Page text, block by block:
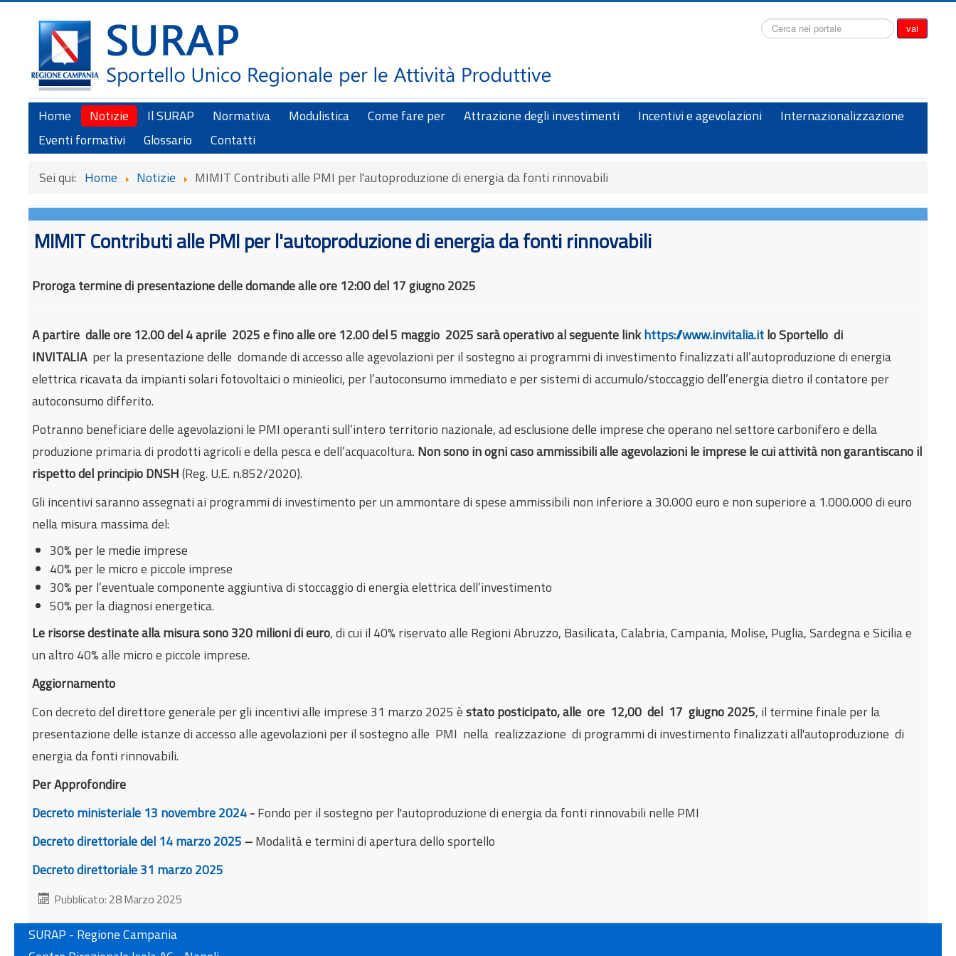
Cerca... vai
Home Notizie Il SURAP Normativa Modulistica Come fare per Attrazione degli investimenti Incentivi e agevolazioni
Internazionalizzazione
Eventi formativi
Glossario
Contatti
Sei qui: Home Notizie MIMIT Contributi alle PMI per l'autoproduzione di energia da fonti rinnovabili
MIMIT Contributi alle PMI per l'autoproduzione di energia da fonti rinnovabili
Proroga termine di presentazione delle domande alle ore 12:00 del 17 giugno 2025
A partire dalle ore 12.00 del 4 aprile 2025 e fino alle ore 12.00 del 5 maggio 2025 sarà operativoal seguente linkhttps://www.invitalia.itlo Sportello di
INVITALIA per la presentazione delle domande di accesso alle agevolazioni per il sostegno ai programmi di investimento finalizzati all’autoproduzione di energia
elettrica ricavata da impianti solari fotovoltaici o minieolici, per l’autoconsumo immediato e per sistemi di accumulo/stoccaggio dell’energia dietro il contatore per
autoconsumo differito.
Potranno beneficiare delle agevolazioni le PMI operanti sull’intero territorio nazionale, ad esclusione delle imprese che operano nel settore carbonifero e della
produzione primaria di prodotti agricoli e della pesca e dell’acquacoltura. Non sono in ogni caso ammissibili alle agevolazioni le imprese le cui attività non garantiscano il
rispetto del principio DNSH(Reg. U.E. n.852/2020).
Gli incentivi saranno assegnati ai programmi di investimento per un ammontare di spese ammissibili non inferiore a 30.000 euro e non superiore a 1.000.000 di euro
nella misura massima del:
30% per le medie imprese
40% per le micro e piccole imprese
30% per l’eventuale componente aggiuntiva di stoccaggio di energia elettrica dell’investimento
50% per la diagnosi energetica.
Le risorse destinate alla misura sono 320 milioni di euro, di cui il 40% riservato alle Regioni Abruzzo, Basilicata, Calabria, Campania, Molise, Puglia, Sardegna e Sicilia e
un altro 40% alle micro e piccole imprese.
Aggiornamento
Con decreto del direttore generale per gli incentivi alle imprese 31 marzo 2025 èstato posticipato, alle ore 12,00 del 17 giugno 2025, il termine finale per la
presentazione delle istanze di accesso alle agevolazioni per il sostegno alle PMI nella realizzazione di programmi di investimento finalizzati all'autoproduzione di
energia da fonti rinnovabili.
Per Approfondire
Decreto ministeriale 13 novembre 2024-Fondo per il sostegno per l'autoproduzione di energia da fonti rinnovabili nelle PMI
Decreto direttoriale del 14 marzo 2025 –Modalità e termini di apertura dello sportello
Decreto direttoriale 31 marzo 2025
Pubblicato: 28 Marzo 2025
SURAP - Regione Campania